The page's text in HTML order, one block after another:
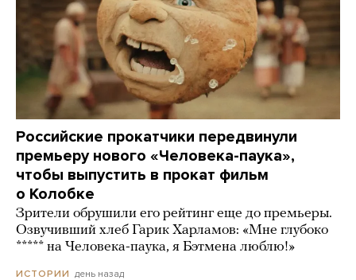
Российские прокатчики передвинули
премьеру нового «Человека-паука»,
чтобы выпустить в прокат фильм
о Колобке
Зрители обрушили его рейтинг еще до премьеры.
Озвучивший хлеб Гарик Харламов: «Мне глубоко
***** на Человека-паука, я Бэтмена люблю!»
ИСТОРИИ день назад